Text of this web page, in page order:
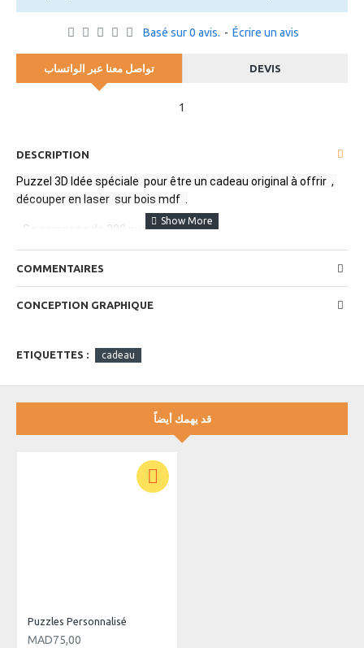
Basé sur 0 avis. - Écrire un avis
تواصل معنا عبر الواتساب DEVIS
1
DESCRIPTION
Puzzel 3D Idée spéciale  pour être un cadeau original à offrir  ,
découper en laser  sur bois mdf  .
- Se compose de 200 puzzel
- ideal pour être un tableau mural
https://youtu.be/rRxRiNTQfJo
COMMENTAIRES
CONCEPTION GRAPHIQUE
ETIQUETTES : cadeau
قد يهمك أيضاً
Puzzles Personnalisé
MAD75,00